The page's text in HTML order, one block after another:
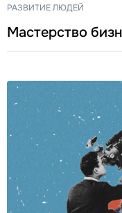
РАЗВИТИЕ ЛЮДЕЙ
Мастерство